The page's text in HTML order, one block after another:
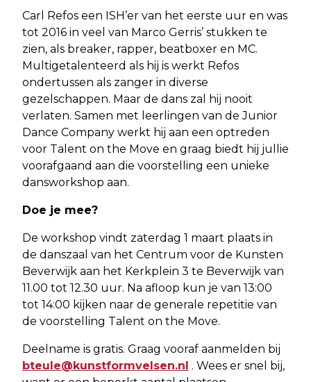
Carl Refos een ISH’er van het eerste uur en was
tot 2016 in veel van Marco Gerris’ stukken te
zien, als breaker, rapper, beatboxer en MC.
Multigetalenteerd als hij is werkt Refos
ondertussen als zanger in diverse
gezelschappen. Maar de dans zal hij nooit
verlaten. Samen met leerlingen van de Junior
Dance Company werkt hij aan een optreden
voor Talent on the Move en graag biedt hij jullie
voorafgaand aan die voorstelling een unieke
dansworkshop aan.
Doe je mee?
De workshop vindt zaterdag 1 maart plaats in
de danszaal van het Centrum voor de Kunsten
Beverwijk aan het Kerkplein 3 te Beverwijk van
11.00 tot 12.30 uur. Na afloop kun je van 13:00
tot 14:00 kijken naar de generale repetitie van
de voorstelling Talent on the Move.
Deelname is gratis. Graag vooraf aanmelden bij
bteule@kunstformvelsen.nl . Wees er snel bij,